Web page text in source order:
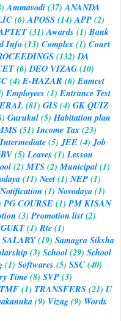
Ammavodi(37) ANANDA
(6) APOSS(14) APP(2)
(31) Awards (1) Bank
Info(13) Complex(1) Court
(132) DA
(6) DEO VIZAG(10)
(4) E-HAZAR (6) Eamcet
Employees (1) Entrance Test
(81) GIS(4) GK QUIZ
Gurukul(5) Habitation plan
(51) Income Tax(23)
Intermediate(5) JEE(4) Job
(5) Leaves (1) Lesson
(2) MTS(2) Municipal(1)
(11) Neet(1) NEP(1)
Notification (1) Novodaya(1)
PG COURSE(1) PM KISAN
(3) Promotion list(2)
(1) Rte(1)
SALARY(19) Samagra Siksha
(3) School(29) School
(1) Softwares (5) SSC(40)
Time(8) SVP(3)
TMF(1) TRANSFERS(21) U
(9) Vizag(9) Words